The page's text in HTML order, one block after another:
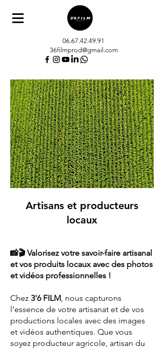
06.67.42.49.91
36filmprod@gmail.com
Artisans et producteurs
locaux
📸🎬 Valorisez votre savoir-faire artisanal
et vos produits locaux avec des photos
et vidéos professionnelles !
Chez 3'6 FILM, nous capturons
l’essence de votre artisanat et de vos
productions locales avec des images
et vidéos authentiques. Que vous
soyez producteur agricole, artisan du